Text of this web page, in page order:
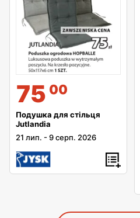
75 00
Подушка для стільця
Jutlandia
21 лип. -9 серп. 2026